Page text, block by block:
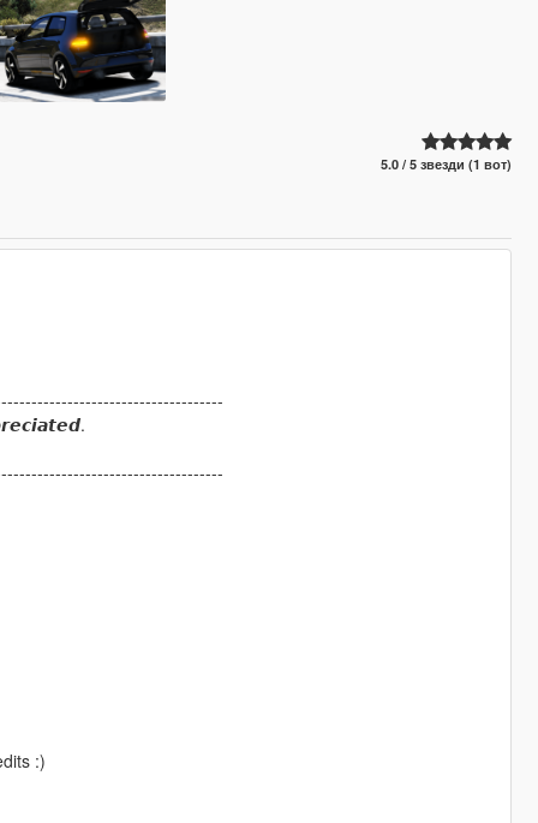
5.0 / 5 звезди (1 вот)
:)